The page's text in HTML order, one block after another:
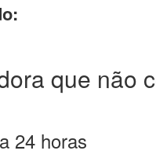
que não
24 horas